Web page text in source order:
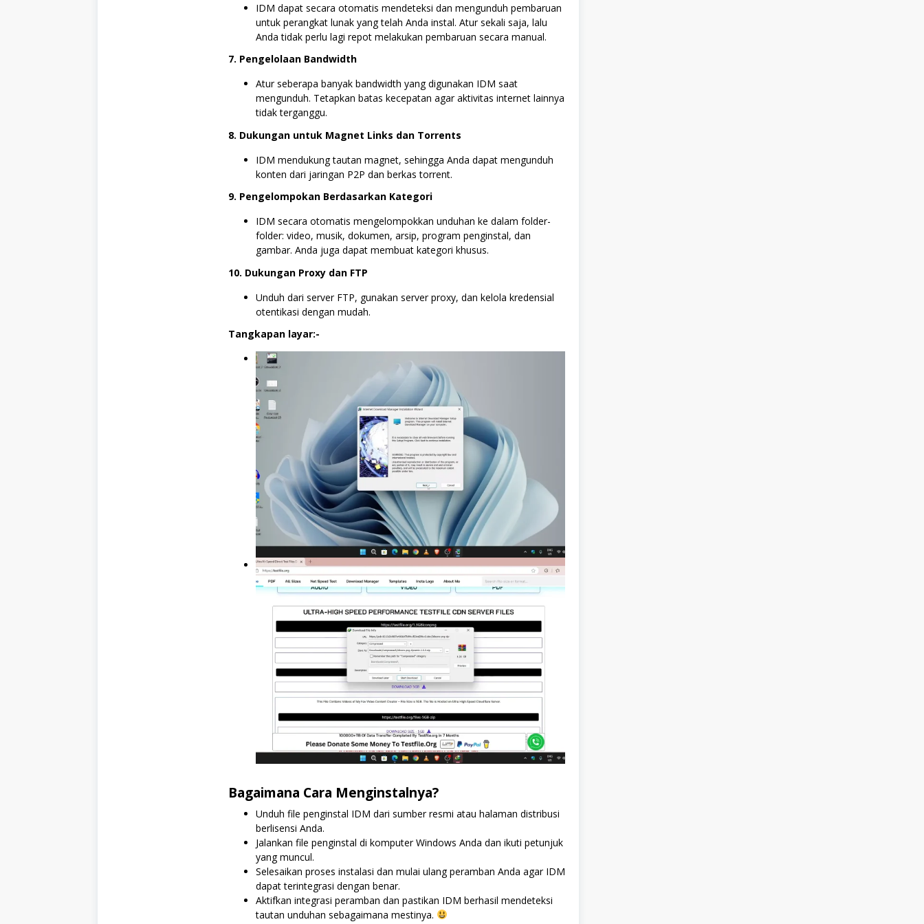
IDM dapat secara otomatis mendeteksi dan mengunduh pembaruan
untuk perangkat lunak yang telah Anda instal. Atur sekali saja, lalu
Anda tidak perlu lagi repot melakukan pembaruan secara manual.
7. Pengelolaan Bandwidth
Atur seberapa banyak bandwidth yang digunakan IDM saat
mengunduh. Tetapkan batas kecepatan agar aktivitas internet lainnya
tidak terganggu.
8. Dukungan untuk Magnet Links dan Torrents
IDM mendukung tautan magnet, sehingga Anda dapat mengunduh
konten dari jaringan P2P dan berkas torrent.
9. Pengelompokan Berdasarkan Kategori
IDM secara otomatis mengelompokkan unduhan ke dalam folder-
folder: video, musik, dokumen, arsip, program penginstal, dan
gambar. Anda juga dapat membuat kategori khusus.
10. Dukungan Proxy dan FTP
Unduh dari server FTP, gunakan server proxy, dan kelola kredensial
otentikasi dengan mudah.
Tangkapan layar:-
Bagaimana Cara Menginstalnya?
Unduh file penginstal IDM dari sumber resmi atau halaman distribusi
berlisensi Anda.
Jalankan file penginstal di komputer Windows Anda dan ikuti petunjuk
yang muncul.
Selesaikan proses instalasi dan mulai ulang peramban Anda agar IDM
dapat terintegrasi dengan benar.
Aktifkan integrasi peramban dan pastikan IDM berhasil mendeteksi
tautan unduhan sebagaimana mestinya.